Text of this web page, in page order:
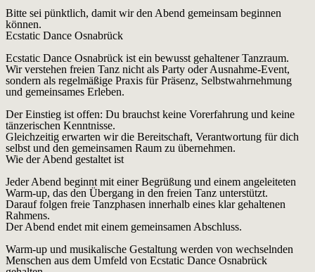
Bitte sei pünktlich, damit wir den Abend gemeinsam beginnen
können.
Ecstatic Dance Osnabrück
Ecstatic Dance Osnabrück ist ein bewusst gehaltener Tanzraum.
Wir verstehen freien Tanz nicht als Party oder Ausnahme-Event,
sondern als regelmäßige Praxis für Präsenz, Selbstwahrnehmung
und gemeinsames Erleben.
Der Einstieg ist offen: Du brauchst keine Vorerfahrung und keine
tänzerischen Kenntnisse.
Gleichzeitig erwarten wir die Bereitschaft, Verantwortung für dich
selbst und den gemeinsamen Raum zu übernehmen.
Wie der Abend gestaltet ist
Jeder Abend beginnt mit einer Begrüßung und einem angeleiteten
Warm-up, das den Übergang in den freien Tanz unterstützt.
Darauf folgen freie Tanzphasen innerhalb eines klar gehaltenen
Rahmens.
Der Abend endet mit einem gemeinsamen Abschluss.
Warm-up und musikalische Gestaltung werden von wechselnden
Menschen aus dem Umfeld von Ecstatic Dance Osnabrück